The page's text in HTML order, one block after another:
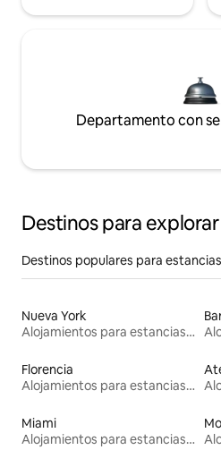
Departamento con
Destinos para explorar
Destinos populares para
Nueva York
Alojamientos para estancias largas
Florencia
Alojamientos para estancias largas
Miami
Alojamientos para estancias largas